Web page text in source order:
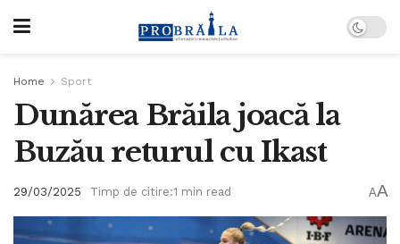
Home Sport
Dunărea Brăila joacă la
Buzău returul cu Ikast
29/03/2025 Timp de citire:1 min read AA